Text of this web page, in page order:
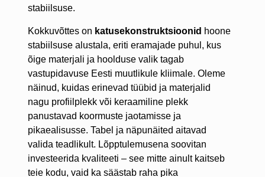
stabiilsuse.
Kokkuvõttes on katusekonstruktsioonid hoone
stabiilsuse alustala, eriti eramajade puhul, kus
õige materjali ja hoolduse valik tagab
vastupidavuse Eesti muutlikule kliimale. Oleme
näinud, kuidas erinevad tüübid ja materjalid
nagu profiilplekk või keraamiline plekk
panustavad koormuste jaotamisse ja
pikaealisusse. Tabel ja näpunäited aitavad
valida teadlikult. Lõpptulemusena soovitan
investeerida kvaliteeti – see mitte ainult kaitseb
teie kodu, vaid ka säästab raha pika